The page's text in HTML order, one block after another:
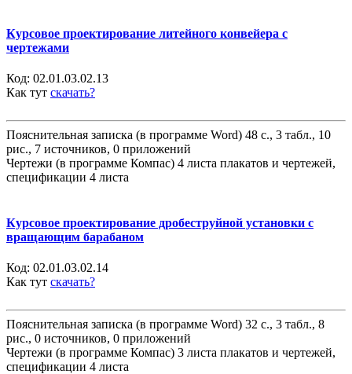
Курсовое проектирование литейного конвейера с
чертежами
Код: 02.01.03.02.13
Как тут скачать?
Пояснительная записка (в программе Word) 48 с., 3 табл., 10
рис., 7 источников, 0 приложений
Чертежи (в программе Компас) 4 листа плакатов и чертежей,
спецификации 4 листа
Курсовое проектирование дробеструйной установки с
вращающим барабаном
Код: 02.01.03.02.14
Как тут скачать?
Пояснительная записка (в программе Word) 32 с., 3 табл., 8
рис., 0 источников, 0 приложений
Чертежи (в программе Компас) 3 листа плакатов и чертежей,
спецификации 4 листа